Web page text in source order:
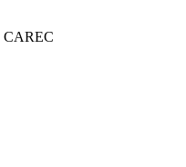
CAREC